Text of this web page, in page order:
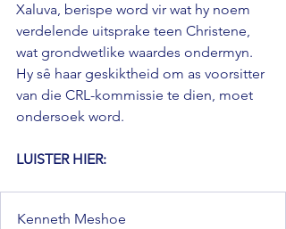
Xaluva, berispe word vir wat hy noem
verdelende uitsprake teen Christene,
wat grondwetlike waardes ondermyn.
Hy sê haar geskiktheid om as voorsitter
van die CRL-kommissie te dien, moet
ondersoek word.
LUISTER HIER:
Kenneth Meshoe